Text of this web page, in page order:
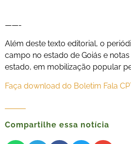
——-
Além deste texto editorial, o
campo no estado de Goiás e
estado, em mobilização popular
Faça download do Boletim Fala
Compartilhe essa notícia